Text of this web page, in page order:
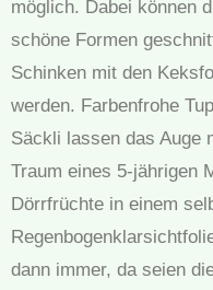
möglich. Dabei können
schöne Formen
Schinken mit den
werden. Farbenfrohe
Säckli lassen das Auge
Traum eines 5-jährigen
Dörrfrüchte in einem
dann immer, da seien